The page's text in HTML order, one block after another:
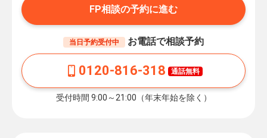
FP相談の予約に進む
当日予約受付中 お電話で相談予約
0120-816-318 通話無料
受付時間 9:00～21:00（年末年始を除く）